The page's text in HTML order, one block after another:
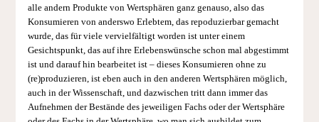
alle andern Produkte von Wertsphären ganz genauso, also das
Konsumieren von anderswo Erlebtem, das repoduzierbar gemacht
wurde, das für viele vervielfältigt worden ist unter einem
Gesichtspunkt, das auf ihre Erlebenswünsche schon mal abgestimmt
ist und darauf hin bearbeitet ist – dieses Konsumieren ohne zu
(re)produzieren, ist eben auch in den anderen Wertsphären möglich,
auch in der Wissenschaft, und dazwischen tritt dann immer das
Aufnehmen der Bestände des jeweiligen Fachs oder der Wertsphäre